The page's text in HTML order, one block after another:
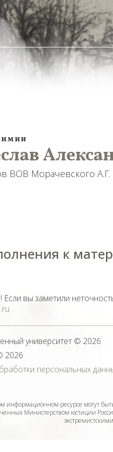
ВОВ Морачевского А.Г.
к
информационном ресурсе могут
Министерством юстиции
персональных
вы заметили
университет © 2026